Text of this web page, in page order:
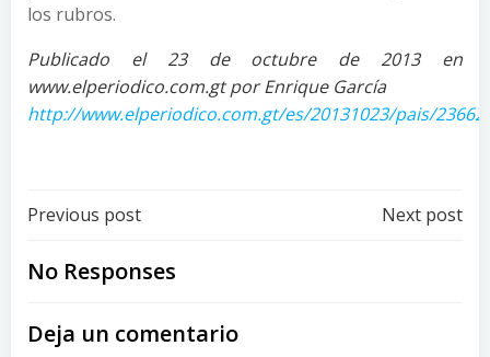
los rubros.
Publicado el 23 de octubre de 2013 en
www.elperiodico.com.gt por Enrique García
http://www.elperiodico.com.gt/es/20131023/pais/
Post
navigation
Previous post Next post
No Responses
Deja un comentario